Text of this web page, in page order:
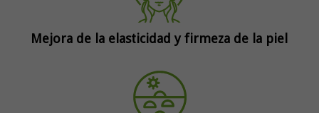
Mejora de la elasticidad y firmeza de la piel